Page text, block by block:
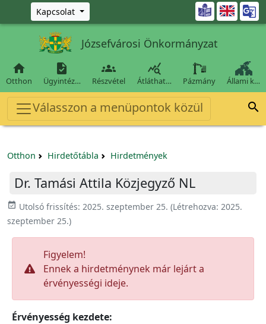
Ugrás a fő tartalomra
Kapcsolat 
Józsefvárosi Önkormányzat

Otthon

Ügyintéz…

Részvétel

Átláthat… Pázmány Állami k…
Válasszon a menüpontok közül 
Otthon Hirdetőtábla Hirdetmények
Dr. Tamási Attila Közjegyző NL
event_available Utolsó frissítés: 2025. szeptember 25. (Létrehozva: 2025.
szeptember 25.)
Figyelem!
Ennek a hirdetménynek már lejárt a
érvényességi ideje.
Érvényesség kezdete: